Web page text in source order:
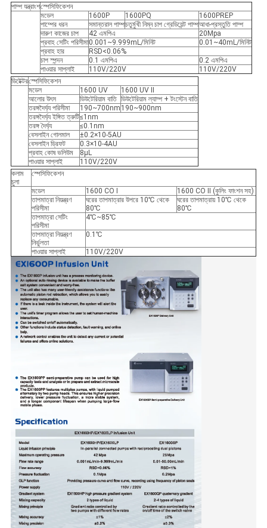
পাম্প যন্ত্রাংশস্পেসিফিকেশন
মডেল
1600P 1600PQ
1600PREP
পাম্পের ধরন
সমান্তরাল পাম্পচতুর্মুখী নিম্ন চাপ গ্রেডিয়েন্ট পাম্পআধা-প্রস্তুতি পাম্প
দারুণ কাজের চাপ
42 এমপিএ
20Mpa
প্রবাহ সেটিং পরিসীমা0.001~9.999mL/মিনিট
0.01~40mL/মিনিট
প্রবাহ হার
RSD<0.06%
চাপ স্পন্দন
0.1 এমপিএ
0.2 এমপিএ
পাওয়ার সাপ্লাই
110V/220V
110V/220V
ডিটেক্টরস্পেসিফিকেশন
মডেল
1600 UV
1600 UV II
আলোর উৎস
ডিউটেরিয়াম বাতি ডিউটেরিয়াম ল্যাম্প + টংস্টেন বাতি
তরঙ্গদৈর্ঘ্য পরিসীমা
190~700nm 190~900nm
তরঙ্গদৈর্ঘ্য ইঙ্গিত ত্রুটি≤1nm
তরঙ্গ দৈর্ঘ্য
≤0.1nm
বেসলাইন গোলমাল
±0.2×10-5AU
বেসলাইন ড্রিফট
0.3×10-4AU
প্রবাহ কোষ ভলিউম
8μL
পাওয়ার সাপ্লাই
110V/220V
কলাম
চুলা
স্পেসিফিকেশন
মডেল 1600 CO I
1600 CO II (কুলিং ফাংশন সহ)
তাপমাত্রা নিয়ন্ত্রণ
পরিসীমা
ঘরের তাপমাত্রার উপরে 10℃ থেকে
80℃
ঘরের তাপমাত্রায় 10℃ থেকে
80℃
তাপমাত্রা সেটিং
পরিসীমা
4℃~85℃
তাপমাত্রা নিয়ন্ত্রণ
নির্ভুলতা
0.1℃
পাওয়ার সাপ্লাই 110V/220V